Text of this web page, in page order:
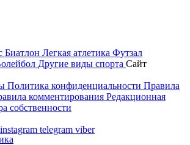
Биатлон Легкая атлетика Футзал
Другие виды спорта Сайт
Политика конфиденциальности Правила
комментирования Редакционная
собственности
instagram telegram viber